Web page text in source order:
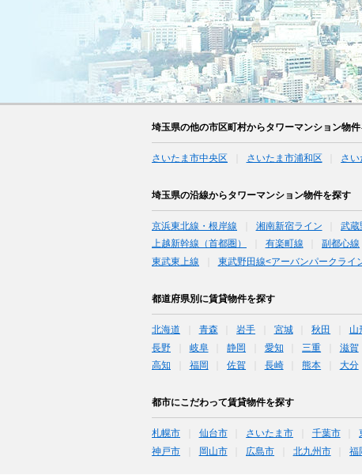
埼玉県の他の市区町村からタワーマンション物
さいたま市中央区 さいたま市浦和区 さい
埼玉県の沿線からタワーマンション物件を探す
京浜東北線・根岸線 湘南新宿ライン 武蔵
上越新幹線（首都圏）
有楽町線 副都心線
東武東上線
東武野田線<アーバンパークライ
都道府県別に賃貸物件を探す
北海道 青森 岩手 宮城 秋田 山
長野
岐阜 静岡 愛知 三重 滋賀
高知
福岡 佐賀 長崎 熊本 大分
都市にこだわって賃貸物件を探す
札幌市 仙台市 さいたま市 千葉市
神戸市
岡山市 広島市 北九州市 福